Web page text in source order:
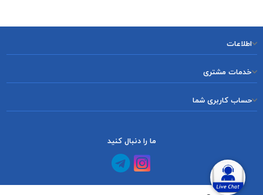
اطلاعات
خدمات مشتری
حساب کاربری شما
ما را دنبال کنید
کانال آپارات
کانال تلگرام